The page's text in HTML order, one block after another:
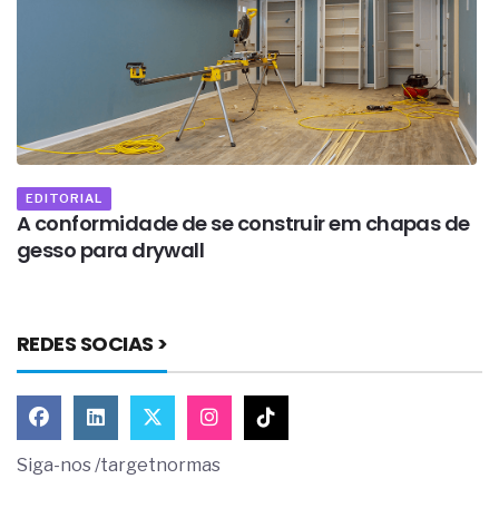
EDITORIAL
A conformidade de se construir em chapas de
gesso para drywall
REDES SOCIAS >
Siga-nos /targetnormas